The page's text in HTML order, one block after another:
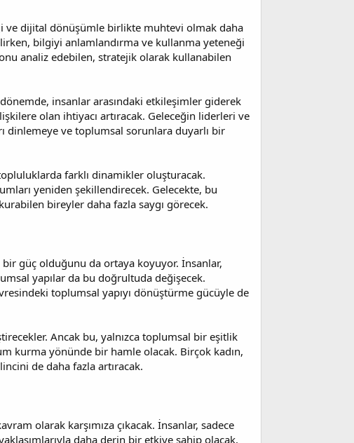
ve dijital dönüşümle birlikte muhtevi olmak daha
bilgiyi anlamlandırma ve kullanma yeteneği
analiz edebilen, stratejik olarak kullanabilen
insanlar arasındaki etkileşimler giderek
olan ihtiyacı artıracak. Geleceğin liderleri ve
dinlemeye ve toplumsal sorunlara duyarlı bir
farklı dinamikler oluşturacak.
yeniden şekillendirecek. Gelecekte, bu
bireyler daha fazla saygı görecek.
güç olduğunu da ortaya koyuyor. İnsanlar,
yapılar da bu doğrultuda değişecek.
toplumsal yapıyı dönüştürme gücüyle de
Ancak bu, yalnızca toplumsal bir eşitlik
kurma yönünde bir hamle olacak. Birçok kadın,
de daha fazla artıracak.
olarak karşımıza çıkacak. İnsanlar, sadece
daha derin bir etkiye sahip olacak.